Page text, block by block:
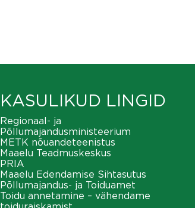
KASULIKUD LINGID
Regionaal- ja
Põllumajandusministeerium
METK nõuandeteenistus
Maaelu Teadmuskeskus
PRIA
Maaelu Edendamise Sihtasutus
Põllumajandus- ja Toiduamet
Toidu annetamine – vähendame